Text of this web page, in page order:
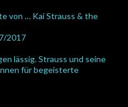
von … Kai Strauss & the
2017
lässig. Strauss und seine
für begeisterte